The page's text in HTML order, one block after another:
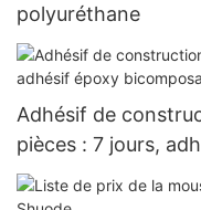
polyuréthane
Adhésif de
pièces : 7 jours,
vente en gros -